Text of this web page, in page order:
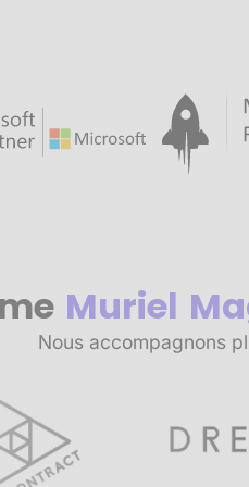
Muriel
Nous accompagnons